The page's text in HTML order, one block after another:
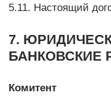
5.11. Настоящий
7.
БАНКОВСКИЕ
Комитент